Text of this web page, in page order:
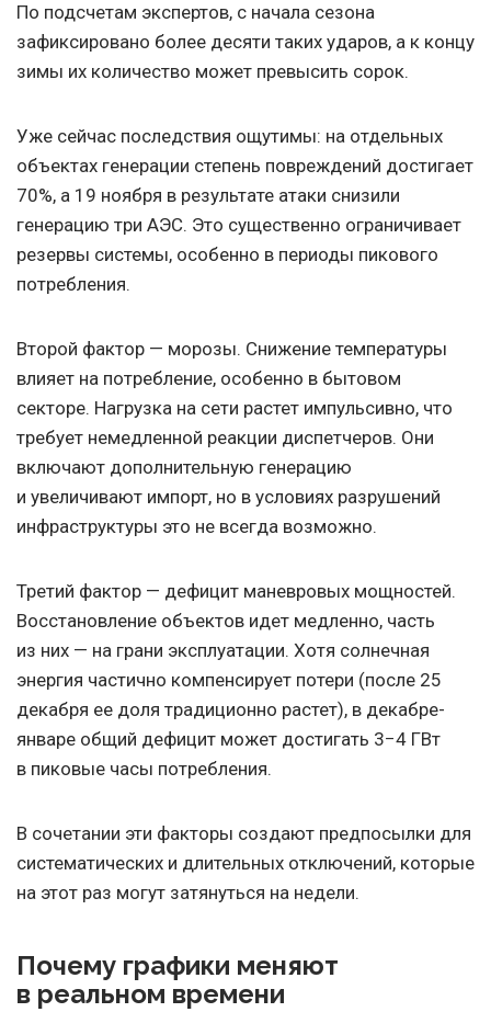
По подсчетам экспертов, с начала сезона
зафиксировано более десяти таких ударов, а к концу
зимы их количество может превысить сорок.
Уже сейчас последствия ощутимы: на отдельных
объектах генерации степень повреждений достигает
70%, а 19 ноября в результате атаки снизили
генерацию три АЭС. Это существенно ограничивает
резервы системы, особенно в периоды пикового
потребления.
Второй фактор — морозы. Снижение температуры
влияет на потребление, особенно в бытовом
секторе. Нагрузка на сети растет импульсивно, что
требует немедленной реакции диспетчеров. Они
включают дополнительную генерацию
и увеличивают импорт, но в условиях разрушений
инфраструктуры это не всегда возможно.
Третий фактор — дефицит маневровых мощностей.
Восстановление объектов идет медленно, часть
из них — на грани эксплуатации. Хотя солнечная
энергия частично компенсирует потери (после 25
декабря ее доля традиционно растет), в декабре-
январе общий дефицит может достигать 3−4 ГВт
в пиковые часы потребления.
В сочетании эти факторы создают предпосылки для
систематических и длительных отключений, которые
на этот раз могут затянуться на недели.
Почему графики меняют
в реальном времени